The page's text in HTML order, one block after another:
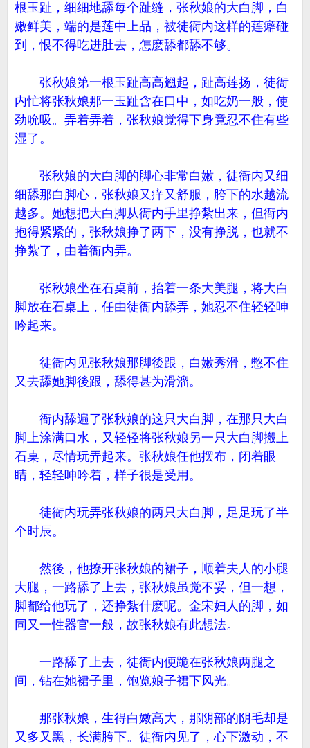
根玉趾，细细地舔每个趾缝，张秋娘的大白脚，白
嫩鲜美，端的是莲中上品，被徒衙内这样的莲癖碰
到，恨不得吃进肚去，怎麽舔都舔不够。
张秋娘第一根玉趾高高翘起，趾高莲扬，徒衙
内忙将张秋娘那一玉趾含在口中，如吃奶一般，使
劲吮吸。弄着弄着，张秋娘觉得下身竟忍不住有些
湿了。
张秋娘的大白脚的脚心非常白嫩，徒衙内又细
细舔那白脚心，张秋娘又痒又舒服，胯下的水越流
越多。她想把大白脚从衙内手里挣紮出来，但衙内
抱得紧紧的，张秋娘挣了两下，没有挣脱，也就不
挣紮了，由着衙内弄。
张秋娘坐在石桌前，抬着一条大美腿，将大白
脚放在石桌上，任由徒衙内舔弄，她忍不住轻轻呻
吟起来。
徒衙内见张秋娘那脚後跟，白嫩秀滑，憋不住
又去舔她脚後跟，舔得甚为滑溜。
衙内舔遍了张秋娘的这只大白脚，在那只大白
脚上涂满口水，又轻轻将张秋娘另一只大白脚搬上
石桌，尽情玩弄起来。张秋娘任他摆布，闭着眼
睛，轻轻呻吟着，样子很是受用。
徒衙内玩弄张秋娘的两只大白脚，足足玩了半
个时辰。
然後，他撩开张秋娘的裙子，顺着夫人的小腿
大腿，一路舔了上去，张秋娘虽觉不妥，但一想，
脚都给他玩了，还挣紮什麽呢。金宋妇人的脚，如
同又一性器官一般，故张秋娘有此想法。
一路舔了上去，徒衙内便跪在张秋娘两腿之
间，钻在她裙子里，饱览娘子裙下风光。
那张秋娘，生得白嫩高大，那阴部的阴毛却是
又多又黑，长满胯下。徒衙内见了，心下激动，不